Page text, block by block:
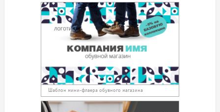
Шаблон мини-флаера обувного магазина